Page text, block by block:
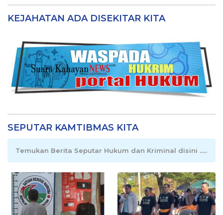
KEJAHATAN ADA DISEKITAR KITA
SEPUTAR KAMTIBMAS KITA
Temukan Berita Seputar Hukum dan Kriminal disini .....